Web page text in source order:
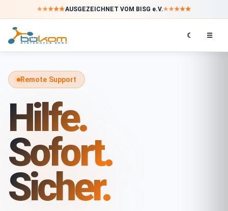
★★★★★AUSGEZEICHNET VOM BISG e.V.★★★★★
☾ ☰
Remote Support
Hilfe.
Sofort.
Sicher.